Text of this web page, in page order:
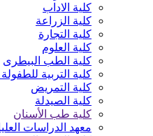
كلية الاداب
كلية الزراعة
كلية التجارة
كلية العلوم
كلية الطب البيطرى
كلية التربية
كلية التمريض
كلية الصيدلة
كلية طب الأسنان
معهد الدراسات